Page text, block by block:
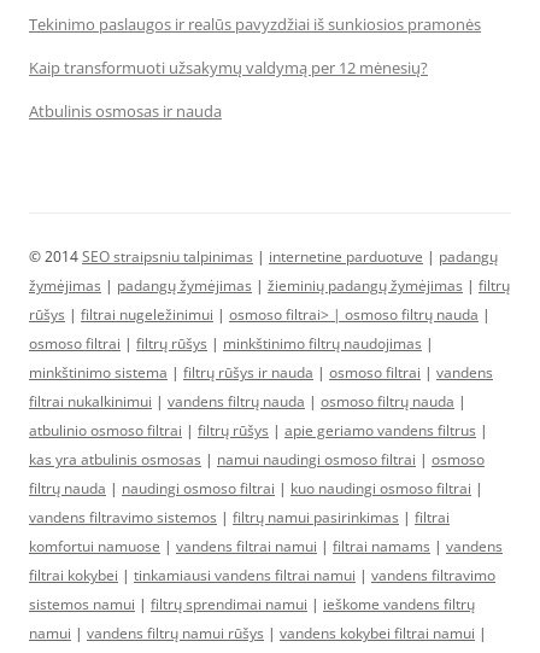
Tekinimo paslaugos ir realūs pavyzdžiai iš sunkiosios pramonės
Kaip transformuoti užsakymų valdymą per 12 mėnesių?
Atbulinis osmosas ir nauda
© 2014SEO straipsniu talpinimas | internetine parduotuve | padangų
žymėjimas | padangų žymėjimas | žieminių padangų žymėjimas | filtrų
rūšys | filtrai nugeležinimui | osmoso filtrai> | osmoso filtrų nauda |
osmoso filtrai | filtrų rūšys | minkštinimo filtrų naudojimas |
minkštinimo sistema | filtrų rūšys ir nauda | osmoso filtrai | vandens
filtrai nukalkinimui | vandens filtrų nauda | osmoso filtrų nauda |
atbulinio osmoso filtrai | filtrų rūšys | apie geriamo vandens filtrus |
kas yra atbulinis osmosas | namui naudingi osmoso filtrai | osmoso
filtrų nauda | naudingi osmoso filtrai | kuo naudingi osmoso filtrai |
vandens filtravimo sistemos | filtrų namui pasirinkimas | filtrai
komfortui namuose | vandens filtrai namui | filtrai namams | vandens
filtrai kokybei | tinkamiausi vandens filtrai namui | vandens filtravimo
sistemos namui | filtrų sprendimai namui | ieškome vandens filtrų
namui | vandens filtrų namui rūšys | vandens kokybei filtrai namui |